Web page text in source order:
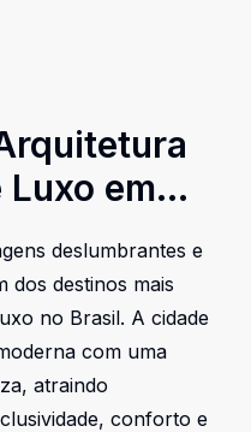
Luxo em
deslumbrantes e
dos destinos mais
no Brasil. A cidade
com uma
atraindo
conforto e